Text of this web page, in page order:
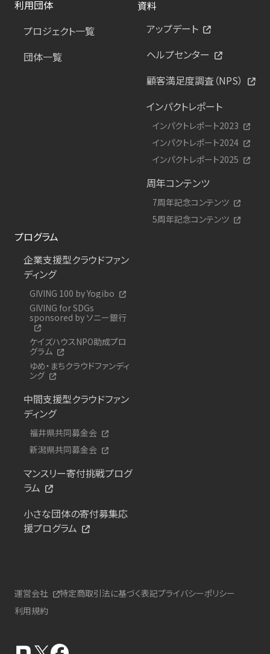
利用団体
プロジェクト一覧
団体一覧
資料
アップデート
ヘルプセンター
顧客満足度調査（NPS）
インパクトレポート
インパクトレポート2023
インパクトレポート2024
インパクトレポート2025
周年コンテンツ
7周年記念コンテンツ
5周年記念コンテンツ
プログラム
企業支援型クラウドファン
ディング
GIVING 100 by Yogibo
GIVING for SDGs
sponsored by ソニー銀行
ケイズハウスNPO助成プロ
グラム
ゆめ・まちクラウドファンディ
ング
中間支援型クラウドファン
ディング
福井県共同募金会
新潟県共同募金会
マンスリー寄付挑戦プログ
ラム
小さな団体の寄付募集応
援プログラム
運営会社 特定商取引法に基づく表記プライバシーポリシー
利用規約